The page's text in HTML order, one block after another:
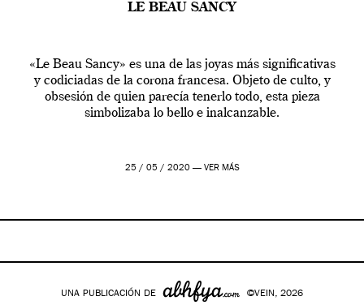
LE BEAU SANCY
«Le Beau Sancy» es una de las joyas más significativas
y codiciadas de la corona francesa. Objeto de culto, y
obsesión de quien parecía tenerlo todo, esta pieza
simbolizaba lo bello e inalcanzable.
25 / 05 / 2020 — VER MÁS
UNA PUBLICACIÓN DE ©VEIN, 2026